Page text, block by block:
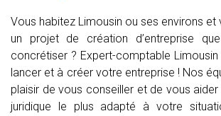
Vous habitez Limousin ou ses environs et
un projet de création d’entreprise
concrétiser ? Expert-comptable
lancer et à créer votre entreprise ! Nos
plaisir de vous conseiller et de vous
juridique le plus adapté à votre